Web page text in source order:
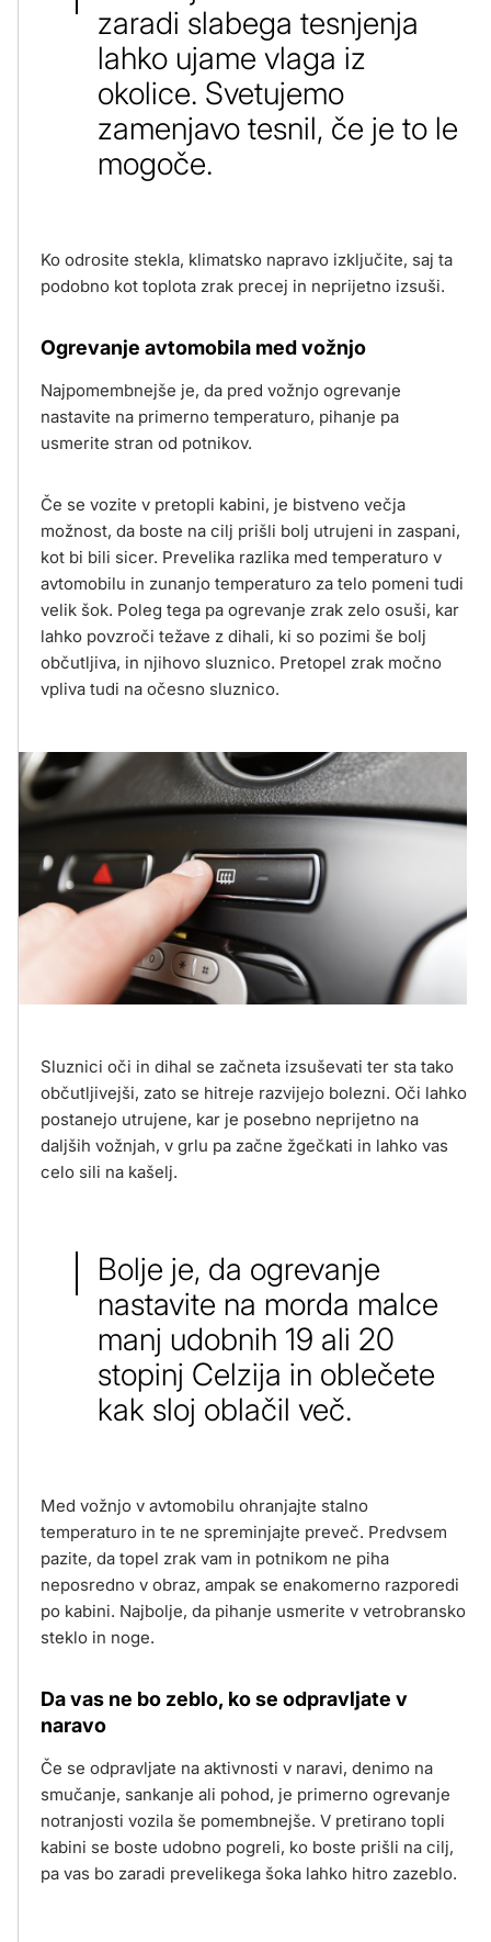
zaradi slabega tesnjenja
lahko ujame vlaga iz
okolice. Svetujemo
zamenjavo tesnil, če je to le
mogoče.
Ko odrosite stekla, klimatsko napravo izključite, saj ta
podobno kot toplota zrak precej in neprijetno izsuši.
Ogrevanje avtomobila med vožnjo
Najpomembnejše je, da pred vožnjo ogrevanje
nastavite na primerno temperaturo, pihanje pa
usmerite stran od potnikov.
Če se vozite v pretopli kabini, je bistveno večja
možnost, da boste na cilj prišli bolj utrujeni in zaspani,
kot bi bili sicer. Prevelika razlika med temperaturo v
avtomobilu in zunanjo temperaturo za telo pomeni tudi
velik šok. Poleg tega pa ogrevanje zrak zelo osuši, kar
lahko povzroči težave z dihali, ki so pozimi še bolj
občutljiva, in njihovo sluznico. Pretopel zrak močno
vpliva tudi na očesno sluznico.
Sluznici oči in dihal se začneta izsuševati ter sta tako
občutljivejši, zato se hitreje razvijejo bolezni. Oči lahko
postanejo utrujene, kar je posebno neprijetno na
daljših vožnjah, v grlu pa začne žgečkati in lahko vas
celo sili na kašelj.
Bolje je, da ogrevanje
nastavite na morda malce
manj udobnih 19 ali 20
stopinj Celzija in oblečete
kak sloj oblačil več.
Med vožnjo v avtomobilu ohranjajte stalno
temperaturo in te ne spreminjajte preveč. Predvsem
pazite, da topel zrak vam in potnikom ne piha
neposredno v obraz, ampak se enakomerno razporedi
po kabini. Najbolje, da pihanje usmerite v vetrobransko
steklo in noge.
Da vas ne bo zeblo, ko se odpravljate v
naravo
Če se odpravljate na aktivnosti v naravi, denimo na
smučanje, sankanje ali pohod, je primerno ogrevanje
notranjosti vozila še pomembnejše. V pretirano topli
kabini se boste udobno pogreli, ko boste prišli na cilj,
pa vas bo zaradi prevelikega šoka lahko hitro zazeblo.